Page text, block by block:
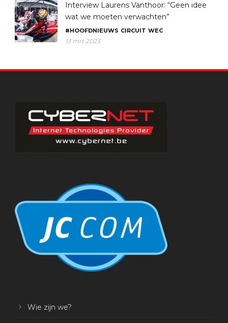
Interview Laurens Vanthoor: “Geen idee
wat we moeten verwachten”
#HOOFDNIEUWS CIRCUIT WEC
13 mrt 2023
Wie zijn we?